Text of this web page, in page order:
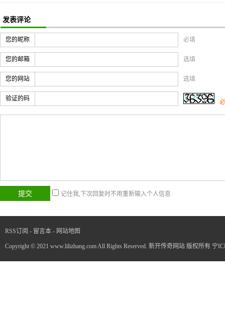
发表评论
您的昵称 必填
您的邮箱 选填
您的网站 选填
验证的码
记住我,下次回复时不用重新输入个人信息
RSS订阅 - 留言本 - 网站地图
Copyright © 2021 www.lilizhang.com All Rights Reserved. 新开传奇网站 版权所有 宁